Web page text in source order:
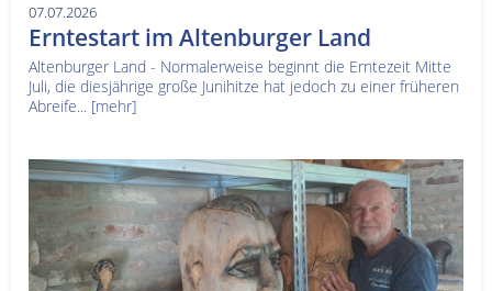
07.07.2026
Erntestart im Altenburger Land
Altenburger Land - Normalerweise beginnt die Erntezeit Mitte
Juli, die diesjährige große Junihitze hat jedoch zu einer früheren
Abreife... [mehr]